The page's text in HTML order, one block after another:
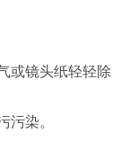
或镜头纸轻轻除
污染。